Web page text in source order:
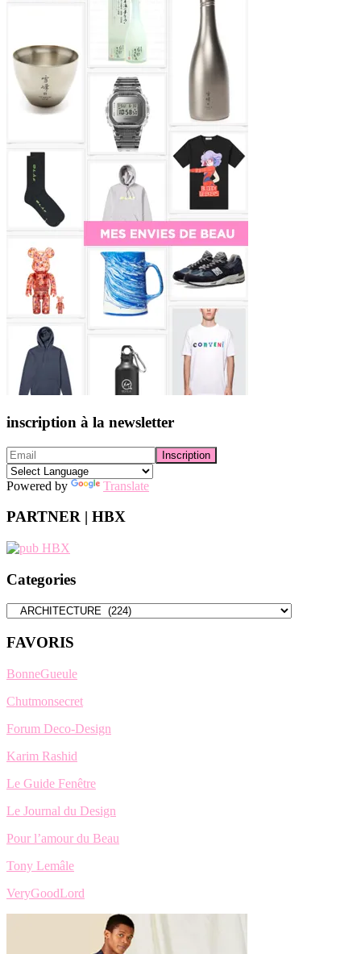
inscription à la newsletter
Powered by Translate
PARTNER | HBX
Categories
Categories
FAVORIS
BonneGueule
Chutmonsecret
Forum Deco-Design
Karim Rashid
Le Guide Fenêtre
Le Journal du Design
Pour l’amour du Beau
Tony Lemâle
VeryGoodLord